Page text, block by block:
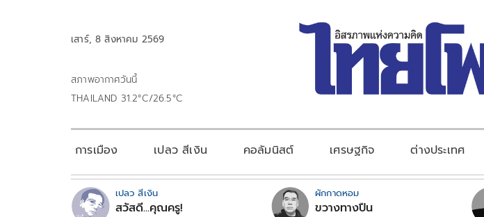
เสาร์, 8 สิงหาคม 2569
สภาพอากาศวันนี้
THAILAND 31.2°C/26.5°C
การเมือง เปลว สีเงิน คอลัมนิสต์ เศรษฐกิจ ต่างประเทศ
เปลว สีเงิน
สวัสดี...คุณครู!
ผักกาดหอม
ขวางทางปืน